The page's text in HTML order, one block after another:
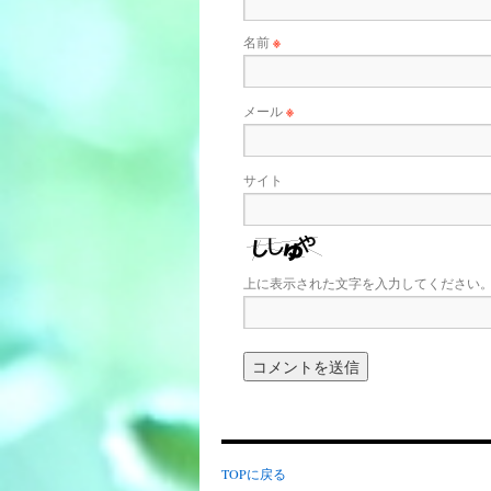
名前※
メール※
サイト
上に表示された文字を入力してください
TOPに戻る